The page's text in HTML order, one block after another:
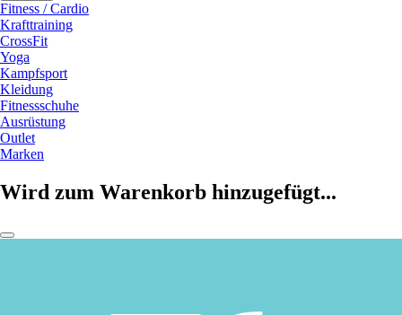
Fitness / Cardio
Krafttraining
CrossFit
Yoga
Kampfsport
Kleidung
Fitnessschuhe
Ausrüstung
Outlet
Marken
Wird zum Warenkorb hinzugefügt...